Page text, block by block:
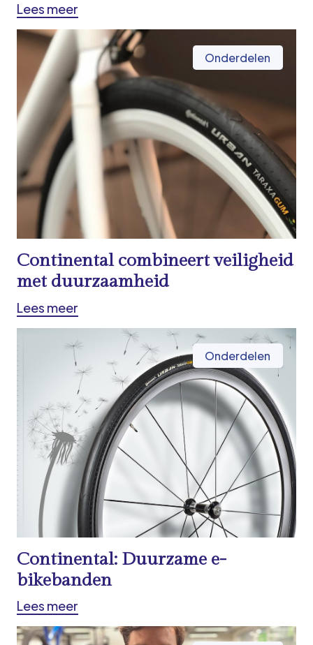
Lees meer
Onderdelen
Continental combineert veiligheid
met duurzaamheid
Lees meer
Onderdelen
Continental: Duurzame e-
bikebanden
Lees meer